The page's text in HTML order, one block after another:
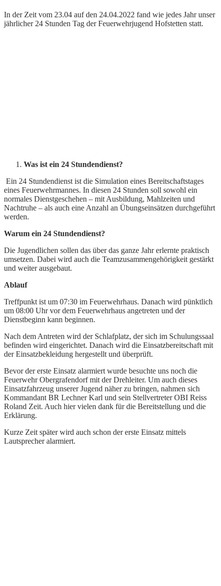
In der Zeit vom 23.04 auf den 24.04.2022 fand wie jedes Jahr unser
jährlicher 24 Stunden Tag der Feuerwehrjugend Hofstetten statt.
Was ist ein 24 Stundendienst?
Ein 24 Stundendienst ist die Simulation eines Bereitschaftstages
eines Feuerwehrmannes. In diesen 24 Stunden soll sowohl ein
normales Dienstgeschehen – mit Ausbildung, Mahlzeiten und
Nachtruhe – als auch eine Anzahl an Übungseinsätzen durchgeführt
werden.
Warum ein 24 Stundendienst?
Die Jugendlichen sollen das über das ganze Jahr erlernte praktisch
umsetzen. Dabei wird auch die Teamzusammengehörigkeit gestärkt
und weiter ausgebaut.
Ablauf
Treffpunkt ist um 07:30 im Feuerwehrhaus. Danach wird pünktlich
um 08:00 Uhr vor dem Feuerwehrhaus angetreten und der
Dienstbeginn kann beginnen.
Nach dem Antreten wird der Schlafplatz, der sich im Schulungssaal
befinden wird eingerichtet. Danach wird die Einsatzbereitschaft mit
der Einsatzbekleidung hergestellt und überprüft.
Bevor der erste Einsatz alarmiert wurde besuchte uns noch die
Feuerwehr Obergrafendorf mit der Drehleiter. Um auch dieses
Einsatzfahrzeug unserer Jugend näher zu bringen, nahmen sich
Kommandant BR Lechner Karl und sein Stellvertreter OBI Reiss
Roland Zeit. Auch hier vielen dank für die Bereitstellung und die
Erklärung.
Kurze Zeit später wird auch schon der erste Einsatz mittels
Lautsprecher alarmiert.